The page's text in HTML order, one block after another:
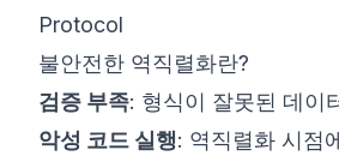
Protocol
불안전한 역직렬화란?
검증 부족: 형식이 잘못된 데이
악성 코드 실행: 역직렬화 시점